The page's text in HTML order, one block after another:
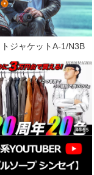
ジャケットA-1/N3B